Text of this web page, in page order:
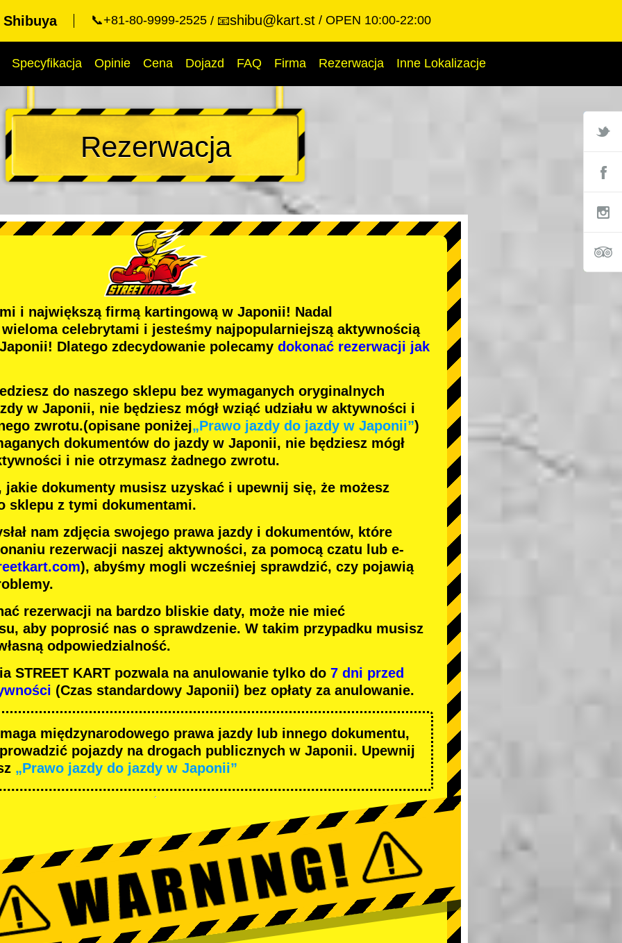
📞+81-80-9999-2525 📧shibu@kart.st OPEN 10:00-22:00
Specyfikacja Opinie Cena Dojazd FAQ Firma Rezerwacja Inne Lokalizacje
Rezerwacja
i największą firmą kartingowąw Japonii! Nadal
wieloma celebrytami i jesteśmy najpopularniejszą aktywnością
Dlatego zdecydowanie polecamy dokonać rezerwacji jak
do naszego sklepu bez wymaganych oryginalnych
w Japonii, nie będziesz mógł wziąć udziału w aktywności i
zwrotu.(opisane poniżej„Prawo jazdy do jazdy w Japonii”)
dokumentów do jazdy w Japonii, nie będziesz mógł
i nie otrzymasz żadnego zwrotu.
jakie dokumenty musisz uzyskać i upewnij się, że możesz
sklepu z tymi dokumentami.
nam zdjęcia swojego prawa jazdy i dokumentów, które
rezerwacji naszej aktywności, za pomocą czatu lub e-
), abyśmy mogli wcześniej sprawdzić, czy pojawią
rezerwacji na bardzo bliskie daty, może nie mieć
aby poprosić nas o sprawdzenie. W takim przypadku musisz
odpowiedzialność.
STREET KART pozwala na anulowanie tylko do 7 dni przed
(Czas standardowy Japonii) bez opłaty za anulowanie.
międzynarodowego prawa jazdy lub innego dokumentu,
pojazdy na drogach publicznych w Japonii. Upewnij
„Prawo jazdy do jazdy w Japonii”